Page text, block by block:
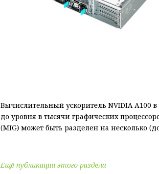
Вычислительный ускоритель NVIDIA A100
до уровня в тысячи графических
(MIG) может быть разделен на несколько
Ещё публикации этого раздела